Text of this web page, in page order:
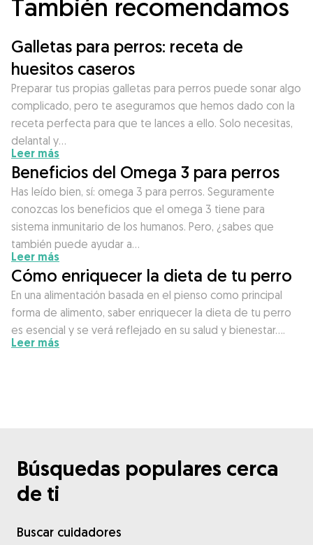
También recomendamos
Galletas para perros: receta de
huesitos caseros
Preparar tus propias galletas para perros puede sonar algo
complicado, pero te aseguramos que hemos dado con la
receta perfecta para que te lances a ello. Solo necesitas,
delantal y…
Leer más
Beneficios del Omega 3 para perros
Has leído bien, sí: omega 3 para perros. Seguramente
conozcas los beneficios que el omega 3 tiene para
sistema inmunitario de los humanos. Pero, ¿sabes que
también puede ayudar a…
Leer más
Cómo enriquecer la dieta de tu perro
En una alimentación basada en el pienso como principal
forma de alimento, saber enriquecer la dieta de tu perro
es esencial y se verá reflejado en su salud y bienestar….
Leer más
Búsquedas populares cerca
de ti
Buscar cuidadores